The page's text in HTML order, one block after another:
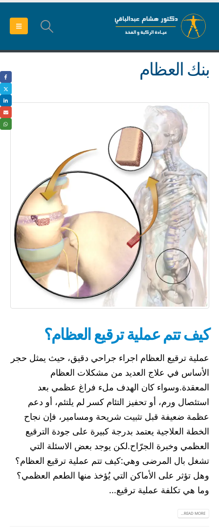
بنك العظام
كيف تتم عملية ترقيع العظام؟
عملية ترقيع العظام اجراء جراحي دقيق، حيث يمثل حجر
الأساس في علاج العديد من مشكلات العظام
المعقدة.وسواء كان الهدف ملء فراغ عظمي بعد
استئصال ورم، أو تحفيز التئام كسر لم يلتئم، أو دعم
عظمة ضعيفة قبل تثبيت شريحة ومسامير، فإن نجاح
الخطة العلاجية يعتمد بدرجة كبيرة على جودة الترقيع
العظمي وخبرة الجرّاح.لكن يوجد بعض الاسئلة التي
تشغل بال المرضى وهي:كيف تتم عملية ترقيع العظام؟
وهل تؤثر على الأماكن التي يُؤخذ منها الطعم العظمي؟
وما هي تكلفة عملية ترقيع...
READ MORE...